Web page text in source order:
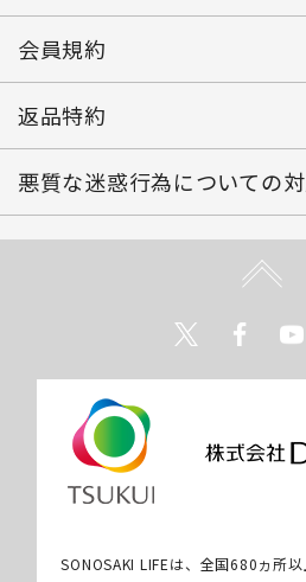
会員規約
返品特約
悪質な迷惑行為についての
SONOSAKI LIFEは、全国680ヵ所